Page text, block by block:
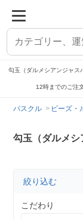
勾玉（ダルメシアンジャス
12時までのご注
パスクル ビーズ・
勾玉（ダルメシ
絞り込む
こだわり